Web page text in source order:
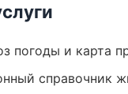
погоды и карта
справочник